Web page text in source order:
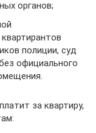
органов;
полиции, суд
официального
за квартиру,